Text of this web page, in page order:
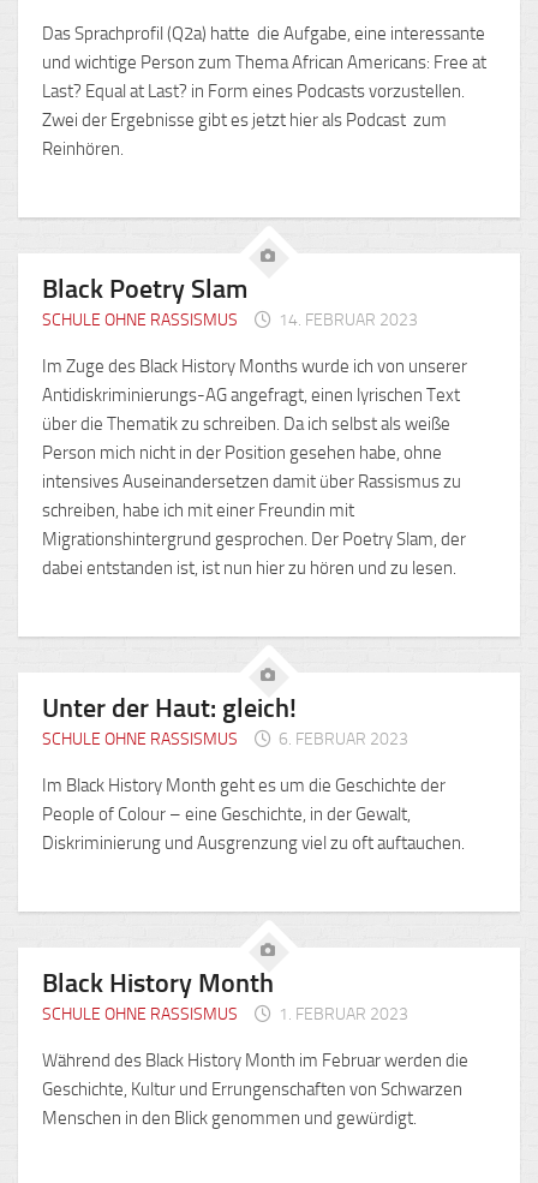
Das Sprachprofil (Q2a) hatte die Aufgabe, eine interessante
und wichtige Person zum Thema African Americans: Free at
Last? Equal at Last? in Form eines Podcasts vorzustellen.
Zwei der Ergebnisse gibt es jetzt hier als Podcast zum
Reinhören.
Black Poetry Slam
SCHULE OHNE RASSISMUS 14. FEBRUAR 2023
Im Zuge des Black History Months wurde ich von unserer
Antidiskriminierungs-AG angefragt, einen lyrischen Text
über die Thematik zu schreiben. Da ich selbst als weiße
Person mich nicht in der Position gesehen habe, ohne
intensives Auseinandersetzen damit über Rassismus zu
schreiben, habe ich mit einer Freundin mit
Migrationshintergrund gesprochen. Der Poetry Slam, der
dabei entstanden ist, ist nun hier zu hören und zu lesen.
Unter der Haut: gleich!
SCHULE OHNE RASSISMUS 6. FEBRUAR 2023
Im Black History Month geht es um die Geschichte der
People of Colour – eine Geschichte, in der Gewalt,
Diskriminierung und Ausgrenzung viel zu oft auftauchen.
Black History Month
SCHULE OHNE RASSISMUS 1. FEBRUAR 2023
Während des Black History Month im Februar werden die
Geschichte, Kultur und Errungenschaften von Schwarzen
Menschen in den Blick genommen und gewürdigt.